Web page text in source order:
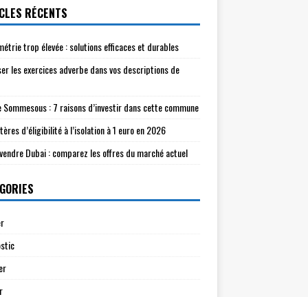
RÉCENTS
trop élevée : solutions efficaces et durables
les exercices adverbe dans vos descriptions de
Sommesous : 7 raisons d’investir dans cette commune
d’éligibilité à l’isolation à 1 euro en 2026
Dubai : comparez les offres du marché actuel